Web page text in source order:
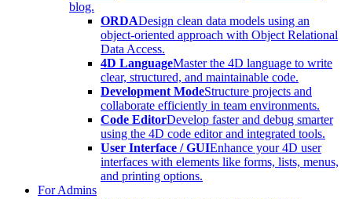
blog.
ORDADesign clean data models using an
object-oriented approach with Object Relational
Data Access.
4D LanguageMaster the 4D language to write
clear, structured, and maintainable code.
Development ModeStructure projects and
collaborate efficiently in team environments.
Code EditorDevelop faster and debug smarter
using the 4D code editor and integrated tools.
User Interface / GUIEnhance your 4D user
interfaces with elements like forms, lists, menus,
and printing options.
For Admins